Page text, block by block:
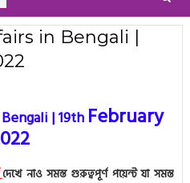
in Bengali |
| 19th February
দেখে নাও সমস্ত গুরুত্বপূর্ণ পয়েন্ট যা সমস্ত